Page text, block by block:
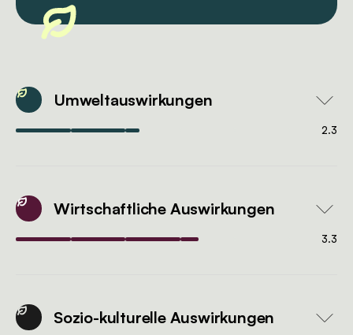
Umweltauswirkungen
2.3
Wirtschaftliche Auswirkungen
3.3
Sozio-kulturelle Auswirkungen